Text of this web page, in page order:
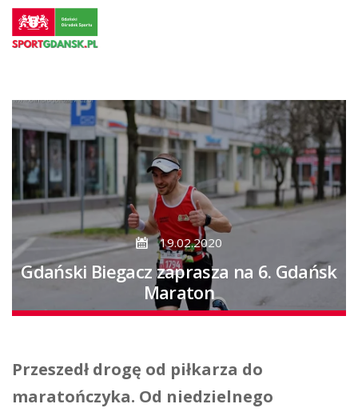
Przejdź
do
treści
Przejdź
do
19.02.2020
Gdański Biegacz zaprasza na 6. Gdańsk
Maraton
Przeszedł drogę od piłkarza do
maratończyka. Od niedzielnego